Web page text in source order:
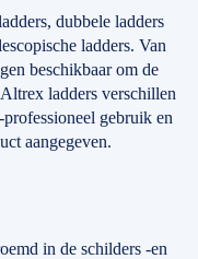
dubbele ladders
ladders. Van
beschikbaar om de
ladders verschillen
gebruik en
aangegeven.
in de schilders -en